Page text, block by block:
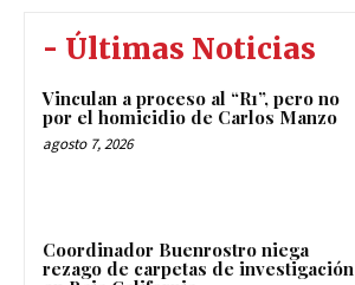
- Últimas Noticias
Vinculan a proceso al “R1”, pero no
por el homicidio de Carlos Manzo
agosto 7, 2026
Coordinador Buenrostro niega
rezago de carpetas de investigación